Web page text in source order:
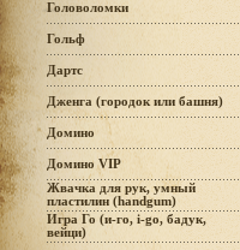
Головоломки
Гольф
Дартс
Дженга (городок или башня)
Домино
Домино VIP
Жвачка для рук, умный
пластилин (handgum)
Игра Го (и-го, i-go, бадук,
вейци)